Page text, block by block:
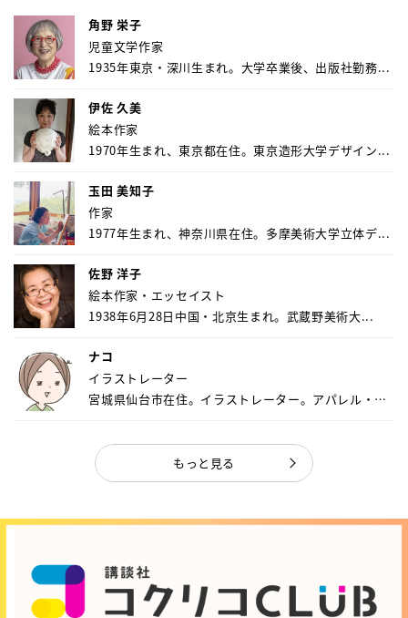
角野 栄子
児童文学作家
1935年東京・深川生まれ。大学卒業後、出版社勤務...
伊佐 久美
絵本作家
1970年生まれ、東京都在住。東京造形大学デザイン...
玉田 美知子
作家
1977年生まれ、神奈川県在住。多摩美術大学立体デ...
佐野 洋子
絵本作家・エッセイスト
1938年6月28日中国・北京生まれ。武蔵野美術大...
ナコ
イラストレーター
宮城県仙台市在住。イラストレーター。アパレル・キ
もっと見る